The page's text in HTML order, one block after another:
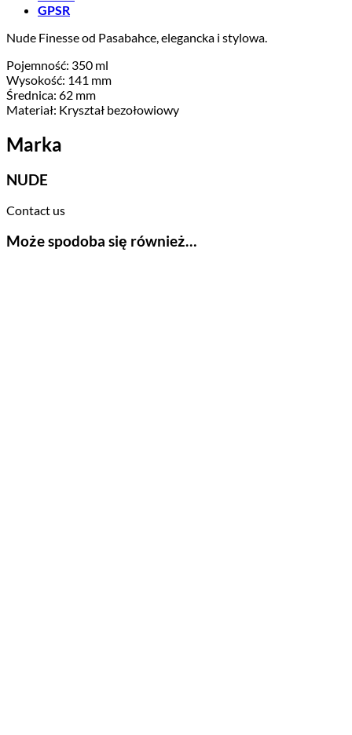
GPSR
Nude Finesse od Pasabahce, elegancka i stylowa.
Pojemność: 350 ml
Wysokość: 141 mm
Średnica: 62 mm
Materiał: Kryształ bezołowiowy
Marka
NUDE
Contact us
Może spodoba się również…